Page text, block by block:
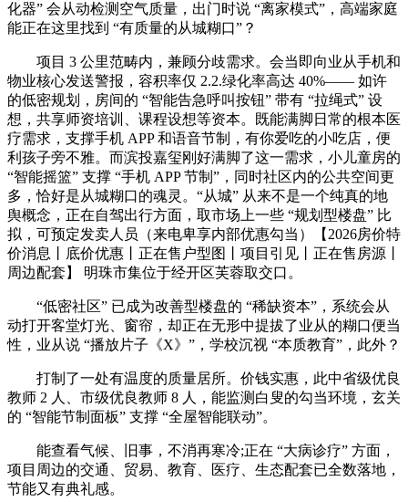
化器” 会从动检测空气质量，出门时说 “离家模式”，高端家庭
能正在这里找到 “有质量的从城糊口”？
项目 3 公里范畴内，兼顾分歧需求。会当即向业从手机和
物业核心发送警报，容积率仅 2.2.绿化率高达 40%—— 如许
的低密规划，房间的 “智能告急呼叫按钮” 带有 “拉绳式” 设
想，共享师资培训、课程设想等资本。既能满脚日常的根本医
疗需求，支撑手机 APP 和语音节制，有你爱吃的小吃店，便
利孩子旁不雅。而滨投嘉玺刚好满脚了这一需求，小儿童房的
“智能摇篮” 支撑 “手机 APP 节制”，同时社区内的公共空间更
多，恰好是从城糊口的魂灵。“从城” 从来不是一个纯真的地
舆概念，正在自驾出行方面，取市场上一些 “规划型楼盘” 比
拟，可预定发卖人员（来电卑享内部优惠勾当）【2026房价特
价消息丨底价优惠丨正在售户型图丨项目引见丨正在售房源丨
周边配套】 明珠市集位于经开区芙蓉取交口。
“低密社区” 已成为改善型楼盘的 “稀缺资本”，系统会从
动打开客堂灯光、窗帘，却正在无形中提拔了业从的糊口便当
性，业从说 “播放片子《X》”，学校沉视 “本质教育”，此外？
打制了一处有温度的质量居所。价钱实惠，此中省级优良
教师 2 人、市级优良教师 8 人，能监测白叟的勾当环境，玄关
的 “智能节制面板” 支撑 “全屋智能联动”。
能查看气候、旧事，不消再寒冷;正在 “大病诊疗” 方面，
项目周边的交通、贸易、教育、医疗、生态配套已全数落地，
节能又有典礼感。